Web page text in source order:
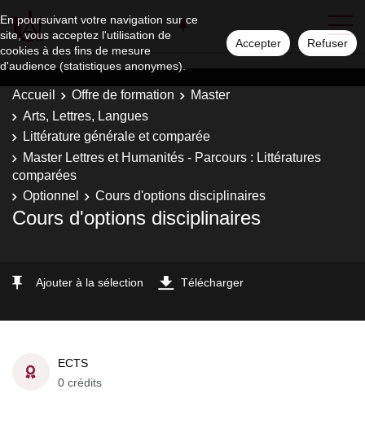
En poursuivant votre navigation sur ce
site, vous acceptez l'utilisation de
cookies à des fins de mesure
d'audience (statistiques anonymes).
Accepter Refuser
Accueil Offre de formation
Master
Arts, Lettres, Langues
Littérature générale et comparée
Master Lettres et Humanités - Parcours : Littératures
comparées
Optionnel
Cours d'options disciplinaires
Cours d'options disciplinaires
Ajouter à la sélection Télécharger
ECTS
0 crédits